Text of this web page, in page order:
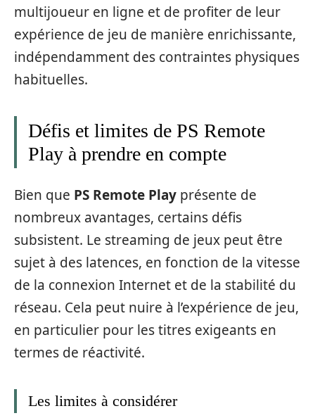
multijoueur en ligne et de profiter de leur
expérience de jeu de manière enrichissante,
indépendamment des contraintes physiques
habituelles.
Défis et limites de PS Remote
Play à prendre en compte
Bien que PS Remote Play présente de
nombreux avantages, certains défis
subsistent. Le streaming de jeux peut être
sujet à des latences, en fonction de la vitesse
de la connexion Internet et de la stabilité du
réseau. Cela peut nuire à l’expérience de jeu,
en particulier pour les titres exigeants en
termes de réactivité.
Les limites à considérer